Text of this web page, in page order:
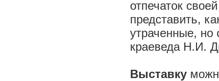
отпечаток
представить,
утраченные, но
краеведа Н.И.
Выставку